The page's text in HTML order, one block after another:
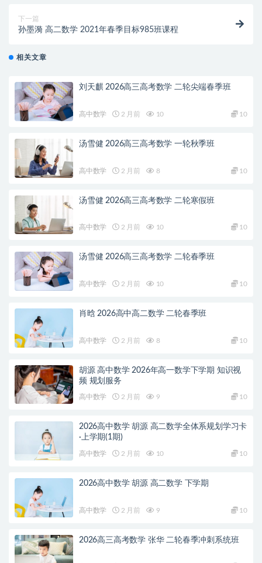
下一篇
孙墨漪 高二数学 2021年春季目标985班课程
相关文章
刘天麒 2026高三高考数学 二轮尖端春季班
高中数学 2 月前 10 10
汤雪健 2026高三高考数学 一轮秋季班
高中数学 2 月前 8 10
汤雪健 2026高三高考数学 二轮寒假班
高中数学 2 月前 10 10
汤雪健 2026高三高考数学 二轮春季班
高中数学 2 月前 10 10
肖晗 2026高中高二数学 二轮春季班
高中数学 2 月前 8 10
胡源 高中数学 2026年高一数学下学期 知识视
频 规划服务
高中数学 2 月前 9 10
2026高中数学 胡源 高二数学全体系规划学习卡
·上学期(1期)
高中数学 2 月前 10 10
2026高中数学 胡源 高二数学 下学期
高中数学 2 月前 9 10
2026高三高考数学 张华 二轮春季冲刺系统班